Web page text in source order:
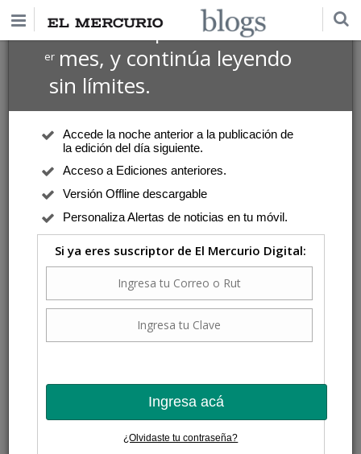
Suscríbete por $1 USD
ermes, y continúa leyendo
sin límites.
Accede la noche anterior a la publicación de
la edición del día siguiente.
Acceso a Ediciones anteriores.
Versión Offline descargable
Personaliza Alertas de noticias en tu móvil.
Si ya eres suscriptor de El Mercurio Digital:
Ingresa acá
¿Olvidaste tu contraseña?